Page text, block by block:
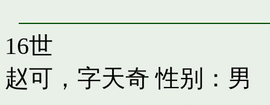
16世
赵可，字天奇 性别：男